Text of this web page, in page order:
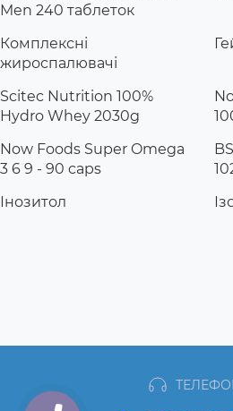
Men 240 таблеток
Комплексні
жироспалювачі
Scitec Nutrition 100%
Hydro Whey 2030g
Now Foods Super Omega
3 6 9 - 90 caps
Інозитол